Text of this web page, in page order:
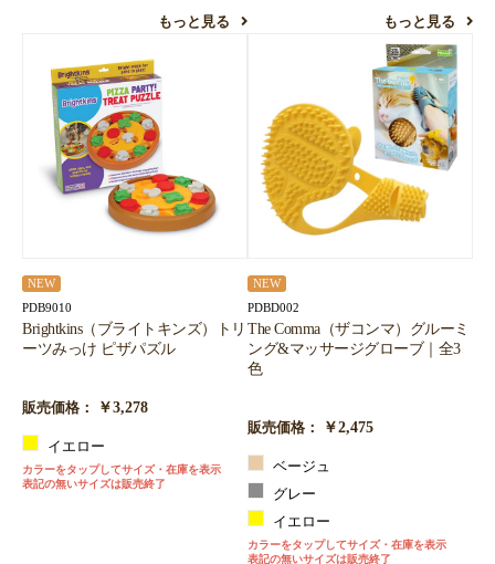
もっと見る もっと見る
NEW
PDB9010
Brightkins（ブライトキンズ）トリ
ーツみっけ ピザパズル
販売価格： ￥3,278
イエロー
カラーをタップしてサイズ・在庫を表示
表記の無いサイズは販売終了
NEW
PDBD002
The Comma（ザコンマ）グルーミ
ング&マッサージグローブ｜全3
色
販売価格： ￥2,475
ベージュ
グレー
イエロー
カラーをタップしてサイズ・在庫を表示
表記の無いサイズは販売終了